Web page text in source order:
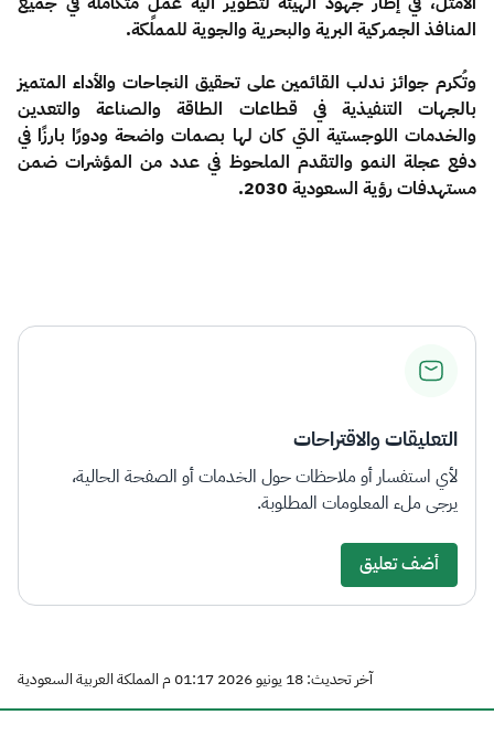
المنافذ الجمركية البرية والبحرية والجوية للمملكة.
​وتُكرم جوائز ندلب القائمين على تحقيق النجاحات والأداء المتميز
بالجهات التنفيذية في قطاعات الطاقة والصناعة والتعدين
والخدمات اللوجستية التي كان لها بصمات واضحة ودورًا بارزًا في
دفع عجلة النمو والتقدم الملحوظ في عدد من المؤشرات ضمن
مستهدفات رؤية السعودية 2030.
التعليقات والاقتراحات
لأي استفسار أو ملاحظات حول الخدمات أو الصفحة الحالية،
يرجى ملء المعلومات المطلوبة.
أضف تعليق
آخر تحديث: 18 يونيو 2026 01:17 م المملكة العربية السعودية